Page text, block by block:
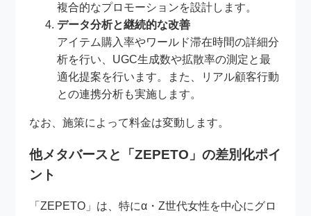
複合的なプロモーションを設計します。
データ分析と継続的な改善
アイテム購入率やワールド滞在時間の詳細分
析を行い、UGC生成数や拡散率の測定と最
適化提案を行います。また、リアル顧客行動
との連携分析も実施します。
なお、施策によって料金は変動します。
他メタバースと「ZEPETO」の差別化ポイ
ント
「ZEPETO」は、特にα・Z世代女性を中心にグロ